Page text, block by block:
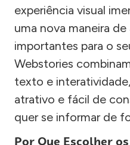
experiência visual
uma nova maneira
importantes para o
Webstories
texto e
atrativo e fácil de
quer se informar de
Por Que Escolher